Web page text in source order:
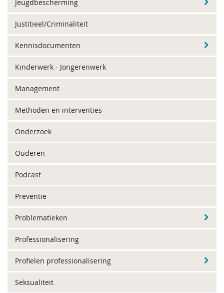
Jeugdbescherming
Justitieel/Criminaliteit
Kennisdocumenten
Kinderwerk - Jongerenwerk
Management
Methoden en interventies
Onderzoek
Ouderen
Podcast
Preventie
Problematieken
Professionalisering
Profielen professionalisering
Seksualiteit